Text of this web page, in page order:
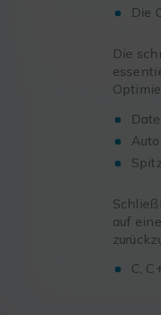
Die
Die
auf
C,